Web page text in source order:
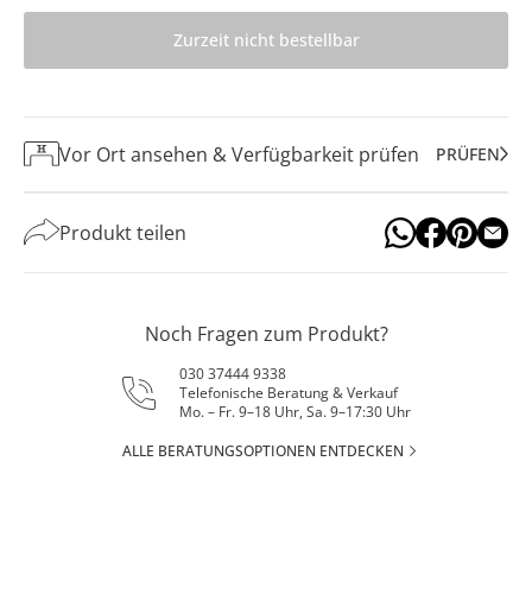
Zurzeit nicht bestellbar
Vor Ort ansehen & Verfügbarkeit prüfen PRÜFEN
Produkt teilen
Noch Fragen zum Produkt?
030 37444 9338
Telefonische Beratung & Verkauf
Mo. – Fr. 9–18 Uhr, Sa. 9–17:30 Uhr
ALLE BERATUNGSOPTIONEN ENTDECKEN